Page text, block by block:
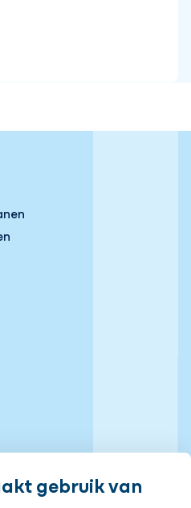
gebruik van